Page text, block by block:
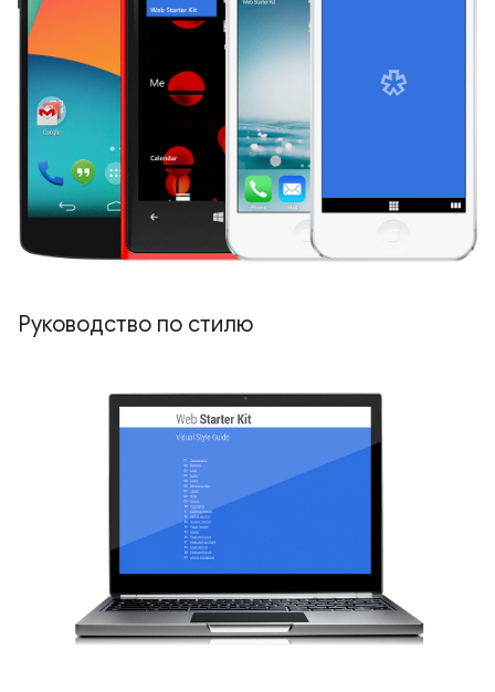
Руководство по стилю